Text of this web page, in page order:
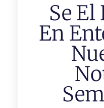
Se
En